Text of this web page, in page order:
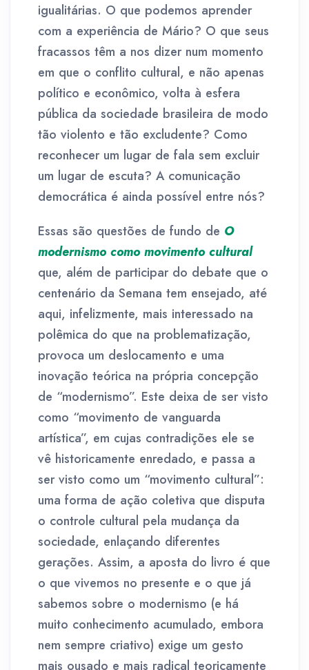
igualitárias. O que podemos aprender
com a experiência de Mário? O que seus
fracassos têm a nos dizer num momento
em que o conflito cultural, e não apenas
político e econômico, volta à esfera
pública da sociedade brasileira de modo
tão violento e tão excludente? Como
reconhecer um lugar de fala sem excluir
um lugar de escuta? A comunicação
democrática é ainda possível entre nós?
Essas são questões de fundo de O
modernismo como movimento cultural
que, além de participar do debate que o
centenário da Semana tem ensejado, até
aqui, infelizmente, mais interessado na
polêmica do que na problematização,
provoca um deslocamento e uma
inovação teórica na própria concepção
de “modernismo”. Este deixa de ser visto
como “movimento de vanguarda
artística”, em cujas contradições ele se
vê historicamente enredado, e passa a
ser visto como um “movimento cultural”:
uma forma de ação coletiva que disputa
o controle cultural pela mudança da
sociedade, enlaçando diferentes
gerações. Assim, a aposta do livro é que
o que vivemos no presente e o que já
sabemos sobre o modernismo (e há
muito conhecimento acumulado, embora
nem sempre criativo) exige um gesto
mais ousado e mais radical teoricamente